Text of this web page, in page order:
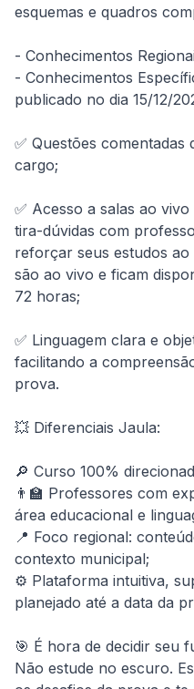
esquemas e quadros
- Conhecimentos
- Conhecimentos
publicado no dia 15/12/
✅ Questões
cargo;
✅ Acesso a salas ao
tira-dúvidas com
reforçar seus estudos ao
são ao vivo e ficam
72 horas;
✅ Linguagem clara e
facilitando a
prova.
💥 Diferenciais Jaula:
🔎 Curso 100%
👨‍🏫 Professores com
área educacional e
📍 Foco regional:
contexto municipal;
⚙️ Plataforma intuitiva,
planejado até a data da
🎯 É hora de decidir seu
Não estude no escuro.